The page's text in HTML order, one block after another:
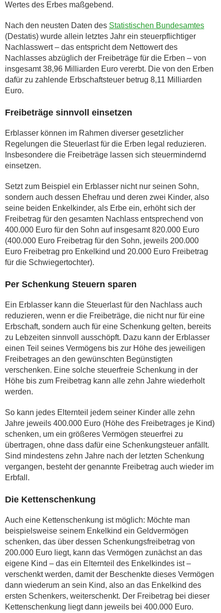
Wertes des Erbes maßgebend.
Nach den neusten Daten des Statistischen Bundesamtes
(Destatis) wurde allein letztes Jahr ein steuerpflichtiger
Nachlasswert – das entspricht dem Nettowert des
Nachlasses abzüglich der Freibeträge für die Erben – von
insgesamt 38,96 Milliarden Euro vererbt. Die von den Erben
dafür zu zahlende Erbschaftsteuer betrug 8,11 Milliarden
Euro.
Freibeträge sinnvoll einsetzen
Erblasser können im Rahmen diverser gesetzlicher
Regelungen die Steuerlast für die Erben legal reduzieren.
Insbesondere die Freibeträge lassen sich steuermindernd
einsetzen.
Setzt zum Beispiel ein Erblasser nicht nur seinen Sohn,
sondern auch dessen Ehefrau und deren zwei Kinder, also
seine beiden Enkelkinder, als Erbe ein, erhöht sich der
Freibetrag für den gesamten Nachlass entsprechend von
400.000 Euro für den Sohn auf insgesamt 820.000 Euro
(400.000 Euro Freibetrag für den Sohn, jeweils 200.000
Euro Freibetrag pro Enkelkind und 20.000 Euro Freibetrag
für die Schwiegertochter).
Per Schenkung Steuern sparen
Ein Erblasser kann die Steuerlast für den Nachlass auch
reduzieren, wenn er die Freibeträge, die nicht nur für eine
Erbschaft, sondern auch für eine Schenkung gelten, bereits
zu Lebzeiten sinnvoll ausschöpft. Dazu kann der Erblasser
einen Teil seines Vermögens bis zur Höhe des jeweiligen
Freibetrages an den gewünschten Begünstigten
verschenken. Eine solche steuerfreie Schenkung in der
Höhe bis zum Freibetrag kann alle zehn Jahre wiederholt
werden.
So kann jedes Elternteil jedem seiner Kinder alle zehn
Jahre jeweils 400.000 Euro (Höhe des Freibetrages je Kind)
schenken, um ein größeres Vermögen steuerfrei zu
übertragen, ohne dass dafür eine Schenkungsteuer anfällt.
Sind mindestens zehn Jahre nach der letzten Schenkung
vergangen, besteht der genannte Freibetrag auch wieder im
Erbfall.
Die Kettenschenkung
Auch eine Kettenschenkung ist möglich: Möchte man
beispielsweise seinem Enkelkind ein Geldvermögen
schenken, das über dessen Schenkungsfreibetrag von
200.000 Euro liegt, kann das Vermögen zunächst an das
eigene Kind – das ein Elternteil des Enkelkindes ist –
verschenkt werden, damit der Beschenkte dieses Vermögen
dann wiederum an sein Kind, also an das Enkelkind des
ersten Schenkers, weiterschenkt. Der Freibetrag bei dieser
Kettenschenkung liegt dann jeweils bei 400.000 Euro.